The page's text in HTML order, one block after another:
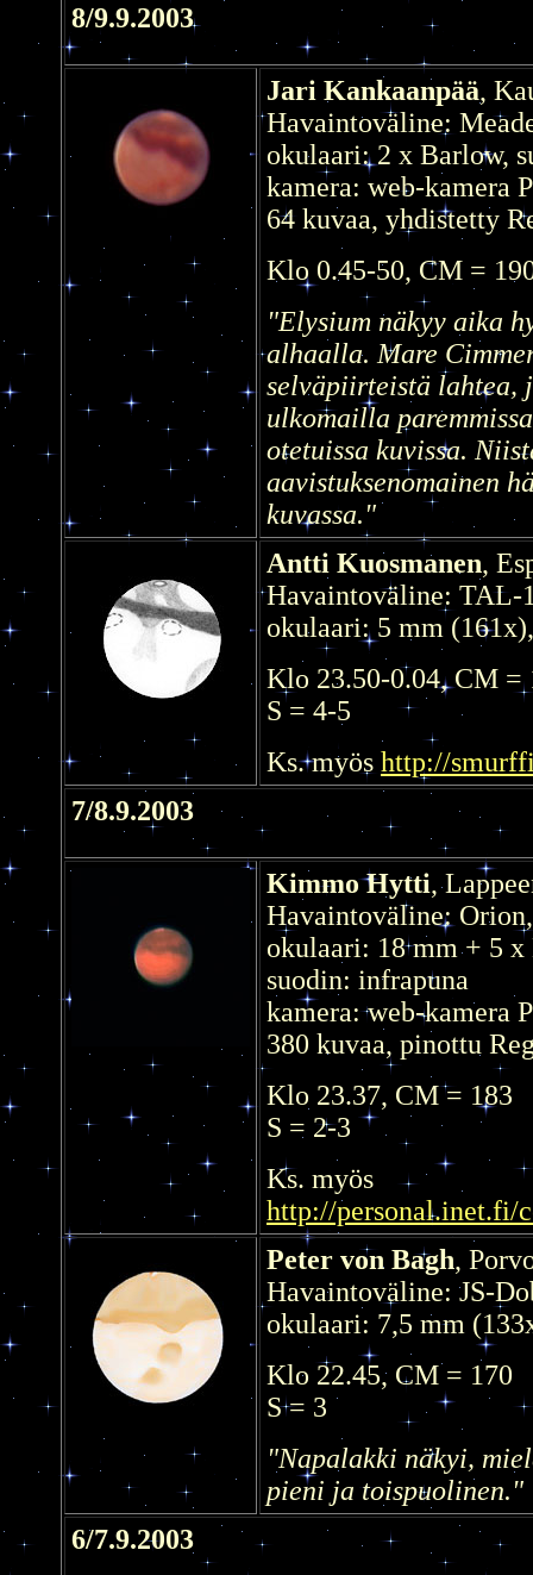
8/9.9.2003
Jari Kankaanpää,
Havaintoväline:
okulaari: 2 x Barlow,
kamera: web-kamera
64 kuvaa, yhdistetty
Klo 0.45-50, CM =
"Elysium näkyy aika
alhaalla. Mare
selväpiirteistä lahtea,
ulkomailla
otetuissa kuvissa.
aavistuksenomainen
kuvassa."
Antti Kuosmanen,
Havaintoväline: TAL-
okulaari: 5 mm
Klo 23.50-0.04, CM =
S = 4-5
Ks. myös http://
7/8.9.2003
Kimmo Hytti,
Havaintoväline:
okulaari: 18 mm + 5
suodin: infrapuna
kamera: web-kamera
380 kuvaa, pinottu
Klo 23.37, CM = 183
S = 2-3
Ks. myös
http://personal.inet.fi/
Peter von Bagh,
Havaintoväline: JS-
okulaari: 7,5 mm
Klo 22.45, CM = 170
S = 3
"Napalakki näkyi,
pieni ja toispuolinen."
6/7.9.2003